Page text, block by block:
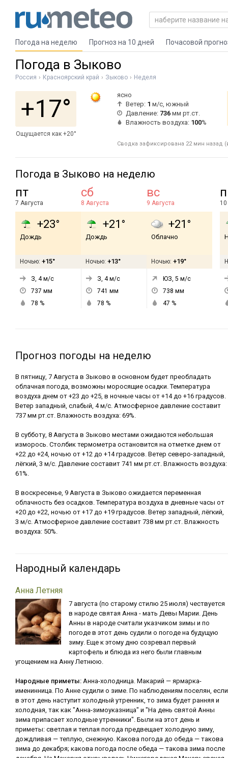
Погода на неделю Прогноз на 10 дней Почасовой
Погода в Зыково
Россия Красноярский край Зыково Неделя
+17°
Ощущается как +20°
ясно
Ветер: 1 м/с, южный
Давление: 736 мм рт.ст.
Влажность воздуха: 100%
Сводка зафиксирована 22 мин назад
Погода в Зыково на неделю
пт
7 Августа
+23°
Дождь
Ночью: +15°
З, 4м/с
737 мм
78 %
сб
8 Августа
+21°
Дождь
Ночью: +13°
З, 4м/с
741 мм
78 %
вс
9 Августа
+21°
Облачно
Ночью: +19°
ЮЗ, 5 м/с
738 мм
47 %
10
Прогноз погоды на неделю
В пятницу, 7 Августа в Зыково в основном будет преобладать
облачная погода, возможны моросящие осадки. Температура
воздуха днем от +23 до +25, в ночные часы от +14 до +16 градусов.
Ветер западный, слабый, 4 м/с. Атмосферное давление составит
737 мм рт.ст. Влажность воздуха: 69%.
В субботу, 8 Августа в Зыково местами ожидаются небольшая
изморось. Столбик термометра остановится на отметке днем от
+22 до +24, ночью от +12 до +14 градусов. Ветер северо-западный,
лёгкий, 3 м/с. Давление составит 741 мм рт.ст. Влажность воздуха:
61%.
В воскресенье, 9 Августа в Зыково ожидается переменная
облачность без осадков. Температура воздуха в дневные часы от
+20 до +22, ночью от +17 до +19 градусов. Ветер западный, лёгкий,
3 м/с. Атмосферное давление составит 738 мм рт.ст. Влажность
воздуха: 50%.
Народный календарь
Анна Летняя
7 августа (по старому стилю 25 июля) чествуется
в народе святая Анна - мать Девы Марии. День
Анны в народе считали указчиком зимы и по
погоде в этот день судили о погоде на будущую
зиму. Еще к этому дню созревал первый
картофель и блюда из него были главным
угощением на Анну Летнюю.
Народные приметы: Анна-холодница. Макарий — ярмарка-
именинница. По Анне судили о зиме. По наблюдениям поселян, если
в этот день наступит холодный утренник, то зима будет ранняя и
холодная, так как "Анна-зимоуказница" и "На день святой Анны
зима припасает холодные утренники". Были на этот день и
приметы: светлая и теплая погода предвещает холодную зиму,
дождливая — теплую, снежную. Какова погода до обеда — такова
зима до декабря; какова погода после обеда — такова зима после